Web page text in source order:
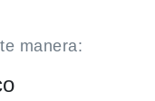
manera: